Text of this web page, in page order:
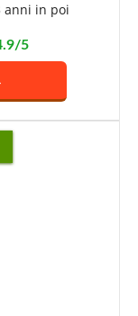
anni in poi
5